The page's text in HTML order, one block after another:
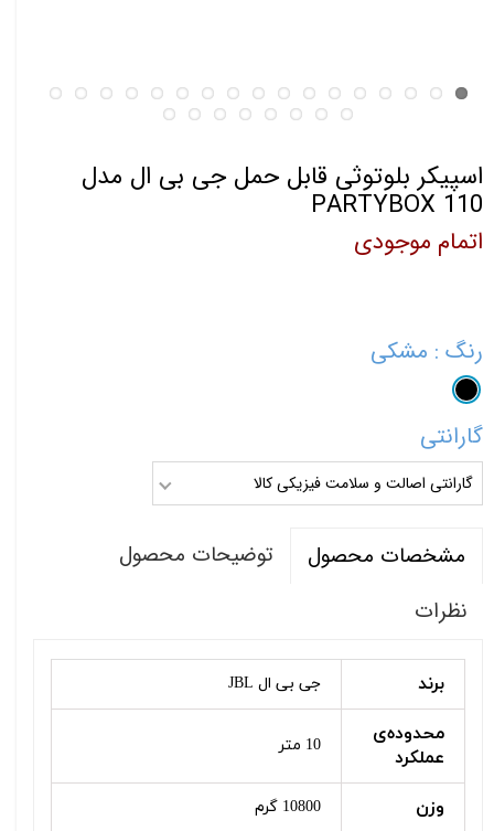
اسپیکر بلوتوثی قابل حمل جی بی ال مدل
PARTYBOX 110
اتمام موجودی
رنگ : مشکی
گارانتی
گارانتی اصالت و سلامت فیزیکی کالا
مشخصات محصول
توضیحات محصول
نظرات
برند جی بی ال JBL
محدوده‌ی
عملکرد
10 متر
وزن 10800 گرم